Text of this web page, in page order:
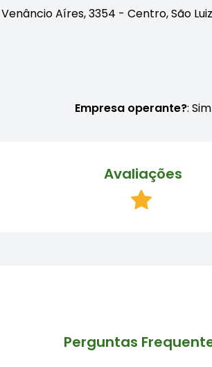
Aíres, 3354 - Centro, São
Empresa operante?: Sim
Avaliações
Perguntas